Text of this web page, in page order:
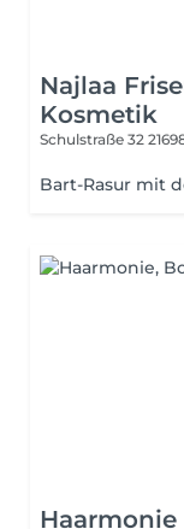
Najlaa
Kosmetik
Schulstraße 32
Bart-Rasur mit
Haarmonie